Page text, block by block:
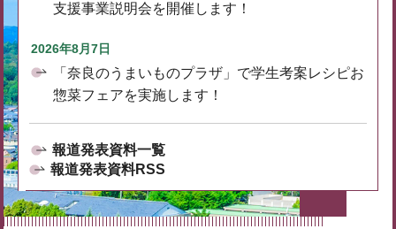
支援事業説明会を開催します！
2026年8月7日
「奈良のうまいものプラザ」で学生考案レシピお
惣菜フェアを実施します！
報道発表資料一覧
報道発表資料RSS